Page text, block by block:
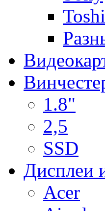
1.8"
2,5
SSD
Дисплеи
Acer